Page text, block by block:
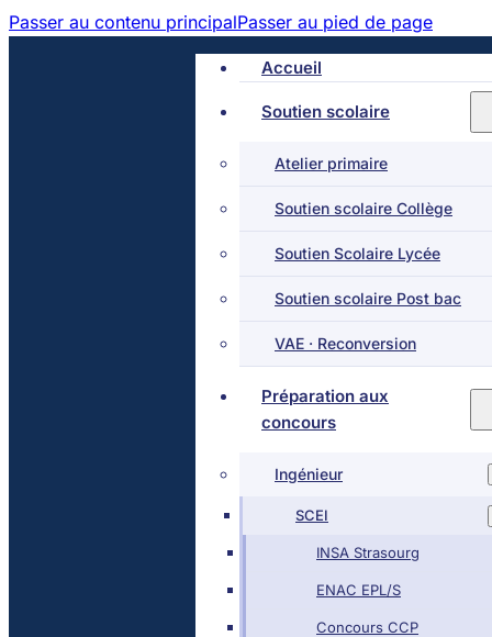
Passer au contenu principalPasser au pied de page
Accueil
Soutien scolaire
Atelier primaire
Soutien scolaire Collège
Soutien Scolaire Lycée
Soutien scolaire Post bac
VAE · Reconversion
Préparation aux
concours
Ingénieur
SCEI
INSA Strasourg
ENAC EPL/S
Concours CCP